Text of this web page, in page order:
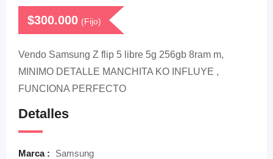
$300.000 (Fijo)
Vendo Samsung Z flip 5 libre 5g 256gb 8ram m,
MINIMO DETALLE MANCHITA KO INFLUYE ,
FUNCIONA PERFECTO
Detalles
Marca :
Samsung